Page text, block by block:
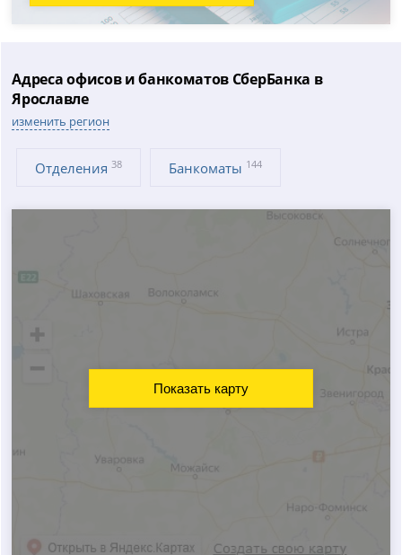
Адреса офисов и банкоматов СберБанка в
Ярославле
изменить регион
Отделения38 Банкоматы 144
Показать карту